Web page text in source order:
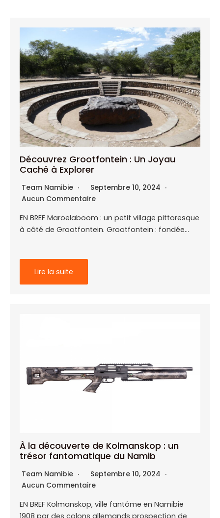
Découvrez Grootfontein : Un Joyau
Caché à Explorer
Team Namibie
Septembre 10, 2024
Aucun Commentaire
EN BREF Maroelaboom : un petit village pittoresque
à côté de Grootfontein. Grootfontein : fondée…
Lire la suite
À la découverte de Kolmanskop : un
trésor fantomatique du Namib
Team Namibie
Septembre 10, 2024
Aucun Commentaire
EN BREF Kolmanskop, ville fantôme en Namibie
1908 par des colons allemands prospection de